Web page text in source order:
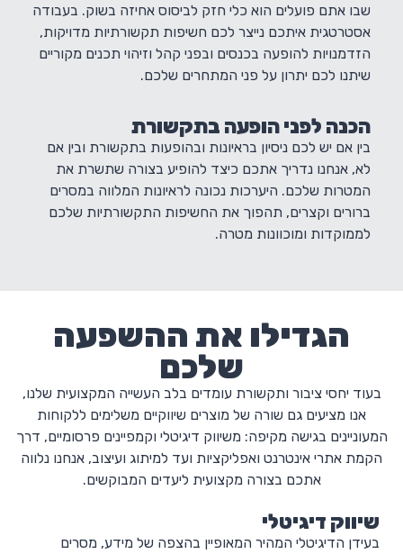
שבו אתם פועלים הוא כלי חזק לביסוס אחיזה בשוק. בעבודה
אסטרטגית איתכם נייצר לכם חשיפות תקשורתיות מדויקות,
הזדמנויות להופעה בכנסים ובפני קהל וזיהוי תכנים מקוריים
שיתנו לכם יתרון על פני המתחרים שלכם.
הכנה לפני הופעה בתקשורת
בין אם יש לכם ניסיון בראיונות ובהופעות בתקשורת ובין אם
לא, אנחנו נדריך אתכם כיצד להופיע בצורה שתשרת את
המטרות שלכם. היערכות נכונה לראיונות המלווה במסרים
ברורים וקצרים, תהפוך את החשיפות התקשורתיות שלכם
לממוקדות ומוכוונות מטרה.
הגדילו את ההשפעה
שלכם
בעוד יחסי ציבור ותקשורת עומדים בלב העשייה המקצועית שלנו,
אנו מציעים גם שורה של מוצרים שיווקיים משלימים ללקוחות
המעוניינים בגישה מקיפה: משיווק דיגיטלי וקמפיינים פרסומיים, דרך
הקמת אתרי אינטרנט ואפליקציות ועד למיתוג ועיצוב, אנחנו נלווה
אתכם בצורה מקצועית ליעדים המבוקשים.
שיווק דיגיטלי
בעידן הדיגיטלי המהיר המאופיין בהצפה של מידע, מסרים